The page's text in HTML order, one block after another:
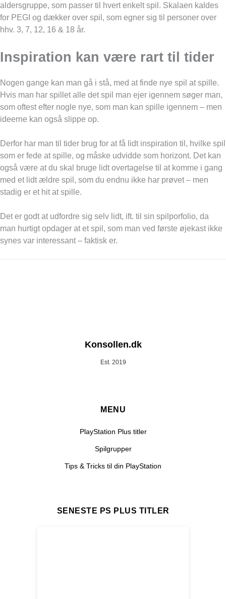
aldersgruppe, som passer til hvert enkelt spil. Skalaen kaldes
for PEGI og dækker over spil, som egner sig til personer over
hhv. 3, 7, 12, 16 & 18 år.
Inspiration kan være rart til tider
Nogen gange kan man gå i stå, med at finde nye spil at spille.
Hvis man har spillet alle det spil man ejer igennem søger man,
som oftest efter nogle nye, som man kan spille igennem – men
ideerne kan også slippe op.
Derfor har man til tider brug for at få lidt inspiration til, hvilke spil
som er fede at spille, og måske udvidde som horizont. Det kan
også være at du skal bruge lidt overtagelse til at komme i gang
med et lidt ældre spil, som du endnu ikke har prøvet – men
stadig er et hit at spille.
Det er godt at udfordre sig selv lidt, ift. til sin spilporfolio, da
man hurtigt opdager at et spil, som man ved første øjekast ikke
synes var interessant – faktisk er.
Konsollen.dk
Est. 2019
MENU
PlayStation Plus titler
Spilgrupper
Tips & Tricks til din PlayStation
SENESTE PS PLUS TITLER